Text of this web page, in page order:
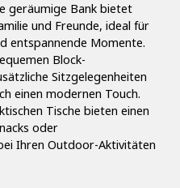
geräumige Bank bietet
und Freunde, ideal für
entspannende Momente.
Block-
Sitzgelegenheiten
einen modernen Touch.
Tische bieten einen
oder
Ihren Outdoor-Aktivitäten